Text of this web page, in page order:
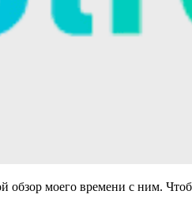
обзор моего времени с ним.